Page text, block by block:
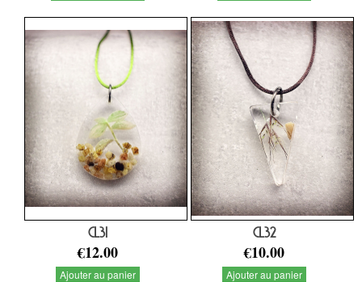
CL31
€12.00
Ajouter au panier
CL32
€10.00
Ajouter au panier